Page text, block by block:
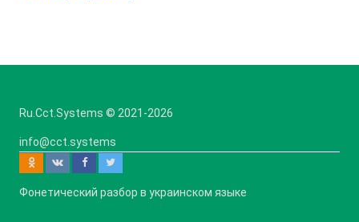
Ru.Cct.Systems © 2021 -2026
info@cct.systems
Фонетический разбор в украинском языке